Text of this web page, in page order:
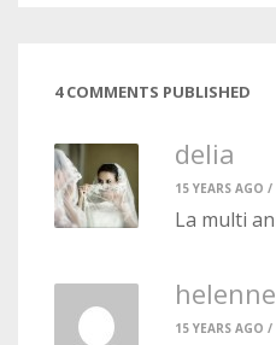
4 COMMENTS PUBLISHED
delia
15 YEARS AGO /
La multi
helenne
15 YEARS AGO /